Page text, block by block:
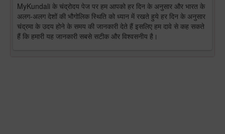
MyKundali के चंद्रोदय पेज पर हम आपको हर दिन के अनुसार और भारत के
अलग-अलग देशों की भौगोलिक स्थिति को ध्यान में रखते हुये हर दिन के अनुसार
चंद्रमा के उदय होने के समय की जानकारी देते हैं इसलिए हम दावे से कह सकते
हैं कि हमारी यह जानकारी सबसे सटीक और विश्वसनीय है।